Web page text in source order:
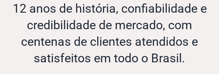
12 anos de história, confiabilidade e
credibilidade de mercado, com
centenas de clientes atendidos e
satisfeitos em todo o Brasil.